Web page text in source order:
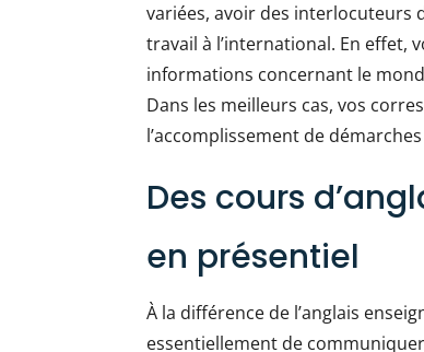
variées, avoir des
travail à l’international. En effet,
informations concernant le
Dans les meilleurs cas, vos
l’accomplissement de
Des cours
en présentiel
À la différence de l’anglais
essentiellement de